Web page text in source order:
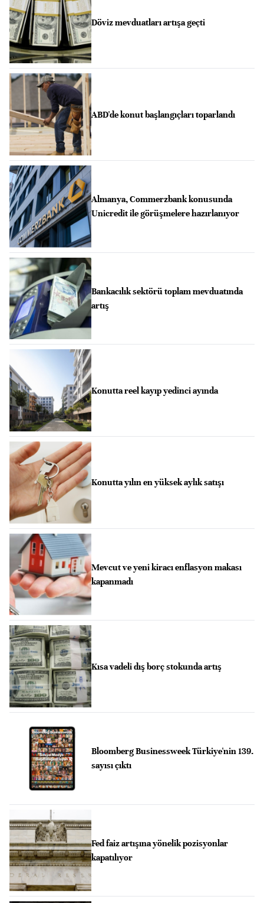
Döviz mevduatları artışa geçti
ABD'de konut başlangıçları toparlandı
Almanya, Commerzbank konusunda
Unicredit ile görüşmelere hazırlanıyor
Bankacılık sektörü toplam mevduatında
artış
Konutta reel kayıp yedinci ayında
Konutta yılın en yüksek aylık satışı
Mevcut ve yeni kiracı enflasyon makası
kapanmadı
Kısa vadeli dış borç stokunda artış
Bloomberg Businessweek Türkiye'nin 139.
sayısı çıktı
Fed faiz artışına yönelik pozisyonlar
kapatılıyor